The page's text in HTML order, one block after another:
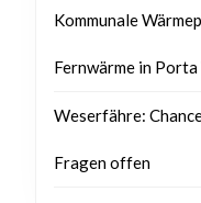
Kommunale
Fernwärme in
Weserfähre:
Fragen offen